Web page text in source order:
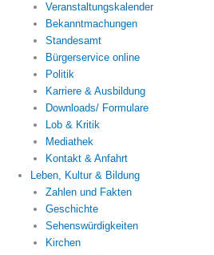
Veranstaltungskalender
Bekanntmachungen
Standesamt
Bürgerservice online
Politik
Karriere & Ausbildung
Downloads/ Formulare
Lob & Kritik
Mediathek
Kontakt & Anfahrt
Leben, Kultur & Bildung
Zahlen und Fakten
Geschichte
Sehenswürdigkeiten
Kirchen